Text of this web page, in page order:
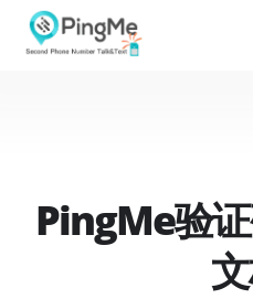
PingMe验